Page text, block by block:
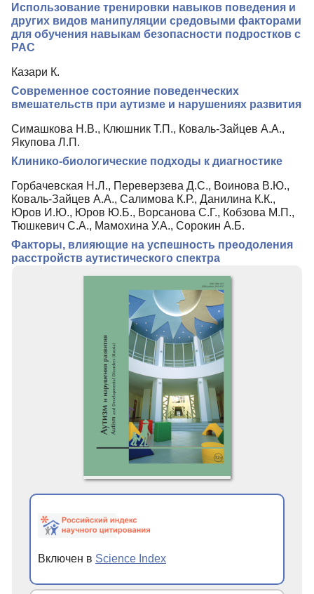
Использование тренировки навыков поведения и
других видов манипуляции средовыми факторами
для обучения навыкам безопасности подростков с
РАС
Казари К.
Современное состояние поведенческих
вмешательств при аутизме и нарушениях развития
Симашкова Н.В., Клюшник Т.П., Коваль-Зайцев А.А.,
Якупова Л.П.
Клинико-биологические подходы к диагностике
Горбачевская Н.Л., Переверзева Д.С., Воинова В.Ю.,
Коваль-Зайцев А.А., Салимова К.Р., Данилина К.К.,
Юров И.Ю., Юров Ю.Б., Ворсанова С.Г., Кобзова М.П.,
Тюшкевич С.А., Мамохина У.А., Сорокин А.Б.
Факторы, влияющие на успешность преодоления
расстройств аутистического спектра
Включен в Science Index